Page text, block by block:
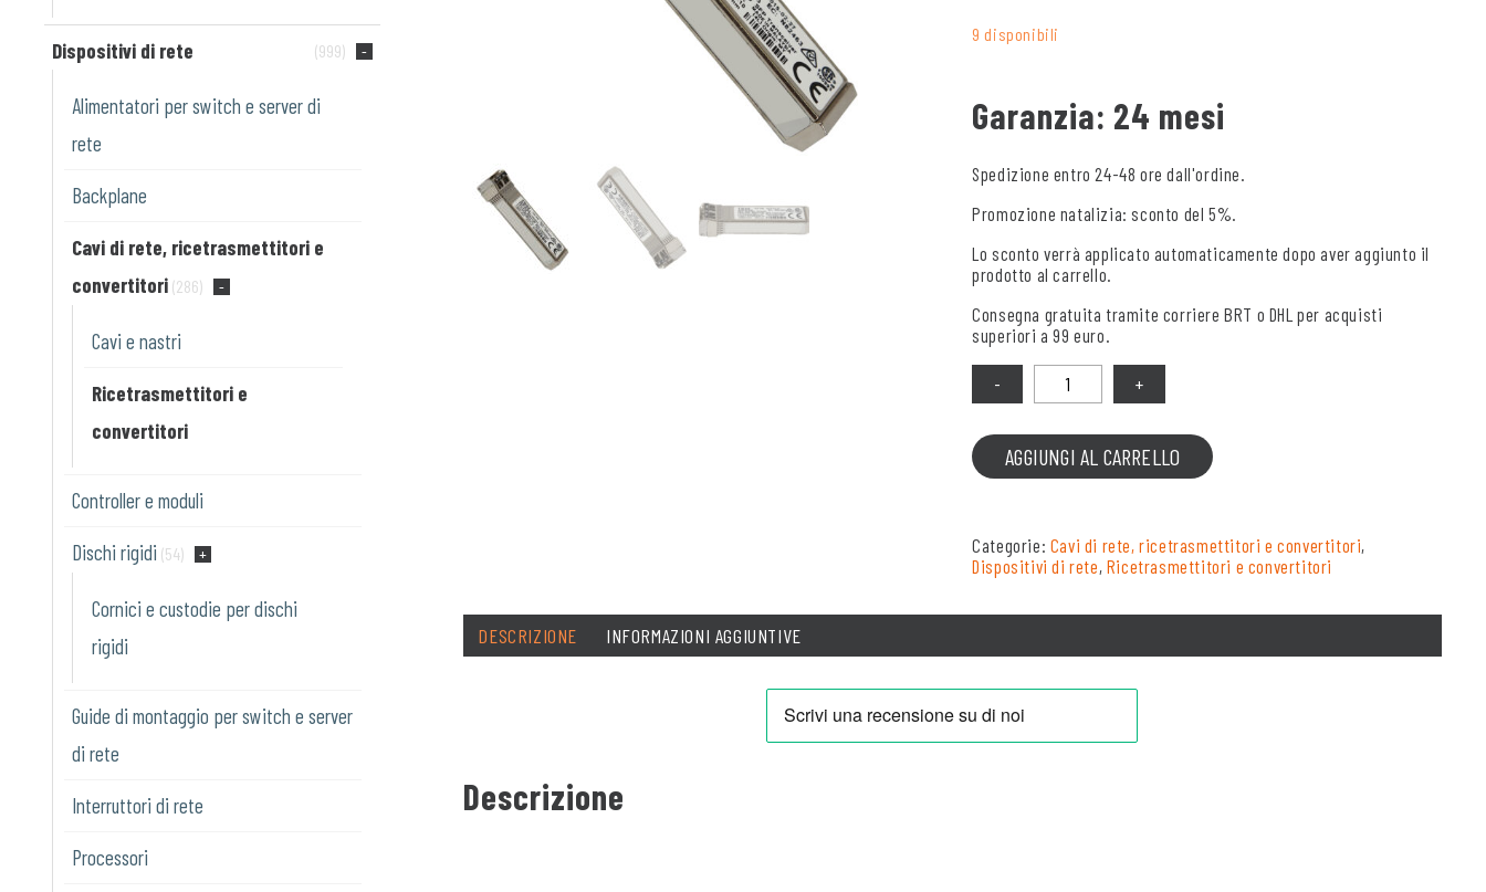
Dispositivi di rete (999)
Alimentatori per switch e server di
rete
Backplane
Cavi di rete, ricetrasmettitori e
convertitori (286)
Cavi e nastri
Ricetrasmettitori e
convertitori
Controller e moduli
Dischi rigidi (54)
Cornici e custodie per dischi
rigidi
Guide di montaggio per switch e server
di rete
Interruttori di rete
Processori
9 disponibili
Garanzia: 24 mesi
Spedizione entro 24-48 ore dall'ordine.
Promozione natalizia: sconto del 5%.
Lo sconto verrà applicato automaticamente dopo aver aggiunto il
prodotto al carrello.
Consegna gratuita tramite corriere BRT o DHL per acquisti
superiori a 99 euro.
AGGIUNGI AL CARRELLO
Categorie: Cavi di rete, ricetrasmettitori e convertitori,
Dispositivi di rete, Ricetrasmettitori e convertitori
DESCRIZIONE INFORMAZIONI AGGIUNTIVE
Descrizione